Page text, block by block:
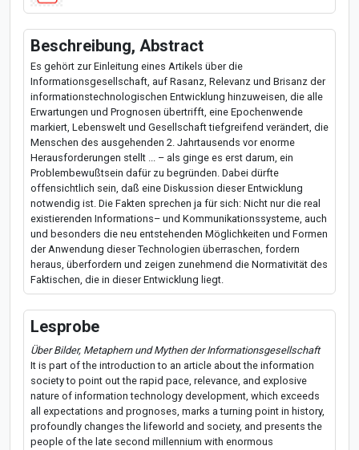
Beschreibung, Abstract
Es gehört zur Einleitung eines Artikels über die
Informationsgesellschaft, auf Rasanz, Relevanz und Brisanz der
informationstechnologischen Entwicklung hinzuweisen, die alle
Erwartungen und Prognosen übertrifft, eine Epochenwende
markiert, Lebenswelt und Gesellschaft tiefgreifend verändert, die
Menschen des ausgehenden 2. Jahrtausends vor enorme
Herausforderungen stellt ... – als ginge es erst darum, ein
Problembewußtsein dafür zu begründen. Dabei dürfte
offensichtlich sein, daß eine Diskussion dieser Entwicklung
notwendig ist. Die Fakten sprechen ja für sich: Nicht nur die real
existierenden Informations– und Kommunikationssysteme, auch
und besonders die neu entstehenden Möglichkeiten und Formen
der Anwendung dieser Technologien überraschen, fordern
heraus, überfordern und zeigen zunehmend die Normativität des
Faktischen, die in dieser Entwicklung liegt.
Lesprobe
Über Bilder, Metaphern und Mythen der Informationsgesellschaft
It is part of the introduction to an article about the information
society to point out the rapid pace, relevance, and explosive
nature of information technology development, which exceeds
all expectations and prognoses, marks a turning point in history,
profoundly changes the lifeworld and society, and presents the
people of the late second millennium with enormous